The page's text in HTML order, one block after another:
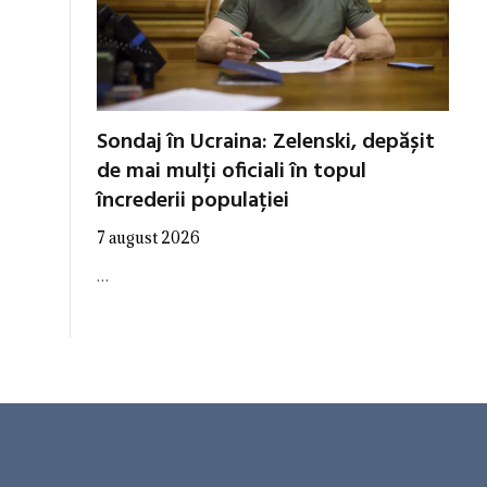
Sondaj în Ucraina: Zelenski, depășit
de mai mulți oficiali în topul
încrederii populației
7 august 2026
…